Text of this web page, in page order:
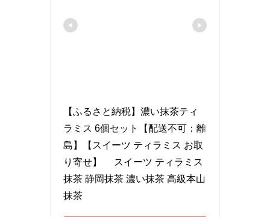
【ふるさと納税】濃い抹茶ティ
ラミス 6個セット【配送不可：離
島】【スイーツ ティラミス お取
り寄せ】　 スイーツ ティラミス
抹茶 静岡抹茶 濃い抹茶 高級本山
抹茶